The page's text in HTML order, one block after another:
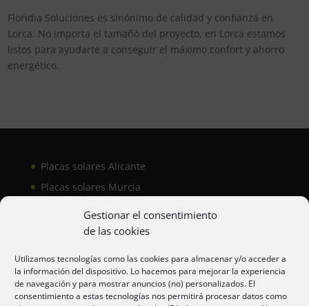
Gestionar el consentimiento
de las cookies
Utilizamos tecnologías como las cookies para almacenar y/o acceder a
la información del dispositivo. Lo hacemos para mejorar la experiencia
de navegación y para mostrar anuncios (no) personalizados. El
consentimiento a estas tecnologías nos permitirá procesar datos como
Floridia Soluciones es sinónimo de calidad y confianza en
Lorca. No importa el tamaño del proyecto, en Lorca estamos
listos para ayudarte a conseguir el máximo confort y ahorro
energético.
Placas solares Alicante
Placas solares Murcia
Aire acondicionado Alicante
Aire acondicionador Murcia
Aire acondicionado San Juan